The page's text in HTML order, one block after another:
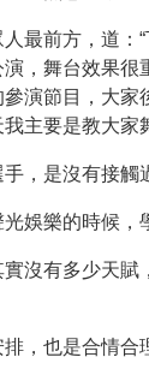
最前方，道：
，舞台效果很
演節目，大家
主要是教大家
，是沒有接觸
娛樂的時候，
沒有多少天賦
，也是合情合